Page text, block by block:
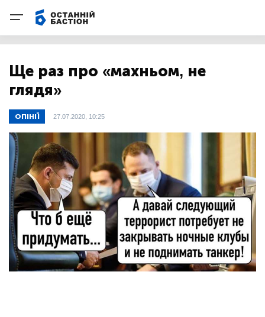
Ще раз про «махньом, не
глядя»
ОПІНІЇ 27.07.2020, 10:25